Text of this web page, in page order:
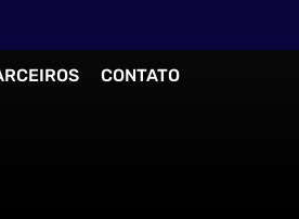
CONTATO